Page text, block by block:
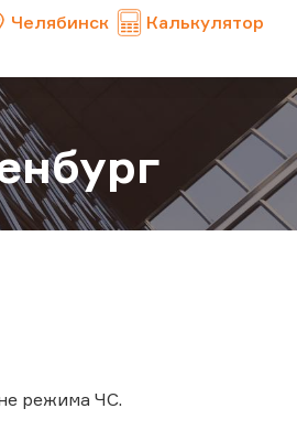
Челябинск Калькулятор
режима ЧС.